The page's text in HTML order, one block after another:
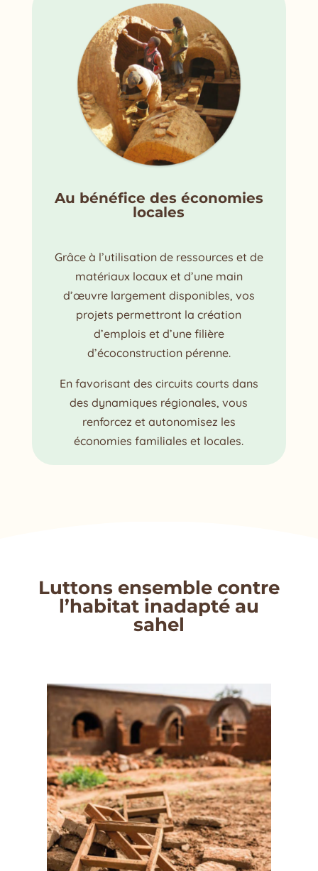
Au bénéfice des économies
locales
Grâce à l’utilisation de ressources et de
matériaux locaux et d’une main
d’œuvre largement disponibles, vos
projets permettront la création
d’emplois et d’une filière
d’écoconstruction pérenne.
En favorisant des circuits courts dans
des dynamiques régionales, vous
renforcez et autonomisez les
économies familiales et locales.
Luttons ensemble contre
l’habitat inadapté au
sahel